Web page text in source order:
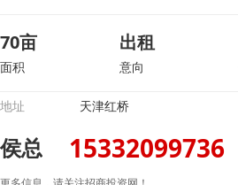
70亩
面积
出租
意向
地址 天津红桥
侯总 15332099736